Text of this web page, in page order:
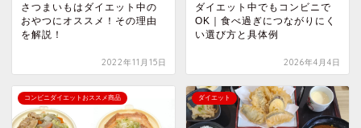
さつまいもはダイエット中の
おやつにオススメ！その理由
を解説！
2022年11月15日
ダイエット中でもコンビニで
OK｜食べ過ぎにつながりにく
い選び方と具体例
2026年4月4日
コンビニダイエットおススメ商品 ダイエット